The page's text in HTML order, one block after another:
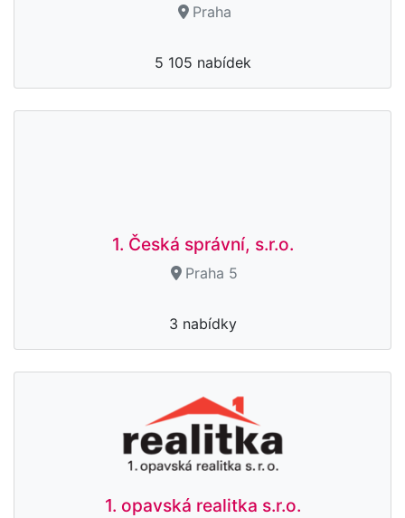
Praha
5 105 nabídek
1. Česká správní, s.r.o.
Praha 5
3 nabídky
1. opavská realitka s.r.o.